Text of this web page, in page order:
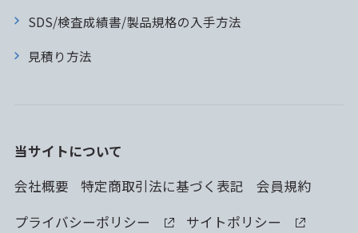
SDS/検査成績書/製品規格の入手方法
見積り方法
当サイトについて
会社概要
特定商取引法に基づく表記
会員規約
プライバシーポリシー
サイトポリシー